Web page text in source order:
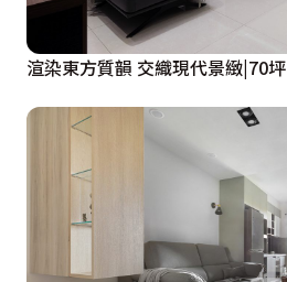
渲染東方質韻 交織現代景緻|70坪